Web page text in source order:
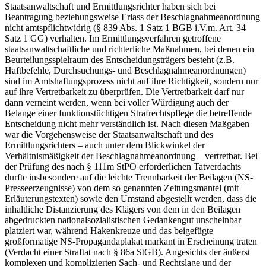
Staatsanwaltschaft und Ermittlungsrichter haben sich bei
Beantragung beziehungsweise Erlass der Beschlagnahmeanordnung
nicht amtspflichtwidrig (§ 839 Abs. 1 Satz 1 BGB i.V.m. Art. 34
Satz 1 GG) verhalten. Im Ermittlungsverfahren getroffene
staatsanwaltschaftliche und richterliche Maßnahmen, bei denen ein
Beurteilungsspielraum des Entscheidungsträgers besteht (z.B.
Haftbefehle, Durchsuchungs- und Beschlagnahmeanordnungen)
sind im Amtshaftungsprozess nicht auf ihre Richtigkeit, sondern nur
auf ihre Vertretbarkeit zu überprüfen. Die Vertretbarkeit darf nur
dann verneint werden, wenn bei voller Würdigung auch der
Belange einer funktionstüchtigen Strafrechtspflege die betreffende
Entscheidung nicht mehr verständlich ist. Nach diesen Maßgaben
war die Vorgehensweise der Staatsanwaltschaft und des
Ermittlungsrichters – auch unter dem Blickwinkel der
Verhältnismäßigkeit der Beschlagnahmeanordnung – vertretbar. Bei
der Prüfung des nach § 111m StPO erforderlichen Tatverdachts
durfte insbesondere auf die leichte Trennbarkeit der Beilagen (NS-
Presseerzeugnisse) von dem so genannten Zeitungsmantel (mit
Erläuterungstexten) sowie den Umstand abgestellt werden, dass die
inhaltliche Distanzierung des Klägers von dem in den Beilagen
abgedruckten nationalsozialistischen Gedankengut unscheinbar
platziert war, während Hakenkreuze und das beigefügte
großformatige NS-Propagandaplakat markant in Erscheinung traten
(Verdacht einer Straftat nach § 86a StGB). Angesichts der äußerst
komplexen und komplizierten Sach- und Rechtslage und der